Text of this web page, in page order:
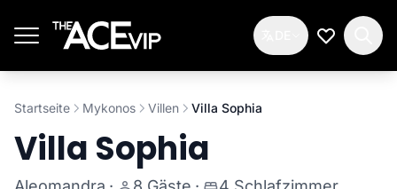
Meine
Startseite Mykonos Villen Villa Sophia
Villa Sophia